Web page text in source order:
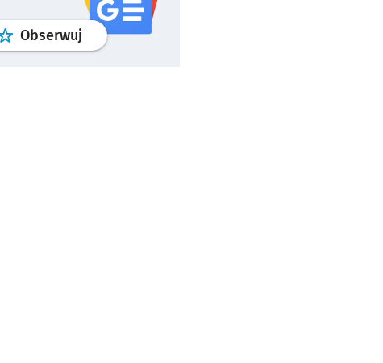
Obserwuj profilgoogle news